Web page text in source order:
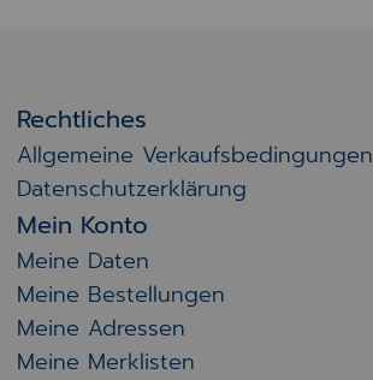
Rechtliches
Allgemeine Verkaufsbedingungen
Datenschutzerklärung
Mein Konto
Meine Daten
Meine Bestellungen
Meine Adressen
Meine Merklisten